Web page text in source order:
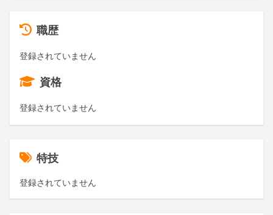
職歴
登録されていません
資格
登録されていません
特技
登録されていません